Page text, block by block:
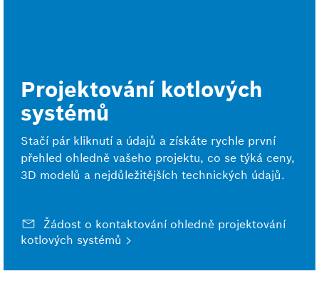
Projektování kotlových
systémů
Stačí pár kliknutí a údajů a získáte rychle první
přehled ohledně vašeho projektu, co se týká ceny,
3D modelů a nejdůležitějších technických údajů.
Žádost o kontaktování ohledně projektování
kotlových systémů